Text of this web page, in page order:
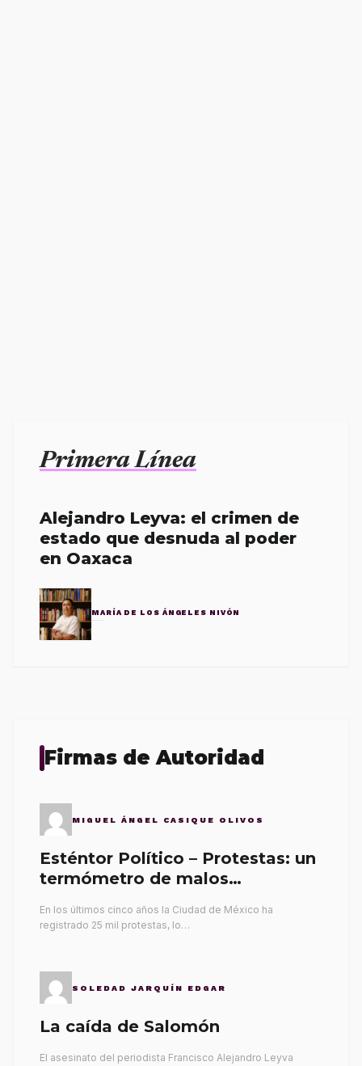
Primera Línea
Alejandro Leyva: el crimen de
estado que desnuda al poder
en Oaxaca
MARÍA DE LOS ÁNGELES NIVÓN
Firmas de Autoridad
MIGUEL ÁNGEL CASIQUE OLIVOS
Esténtor Político – Protestas: un
termómetro de malos
En los últimos cinco años la Ciudad de México ha
registrado 25 mil protestas, lo…
SOLEDAD JARQUÍN EDGAR
La caída de Salomón
El asesinato del periodista Francisco Alejandro Leyva